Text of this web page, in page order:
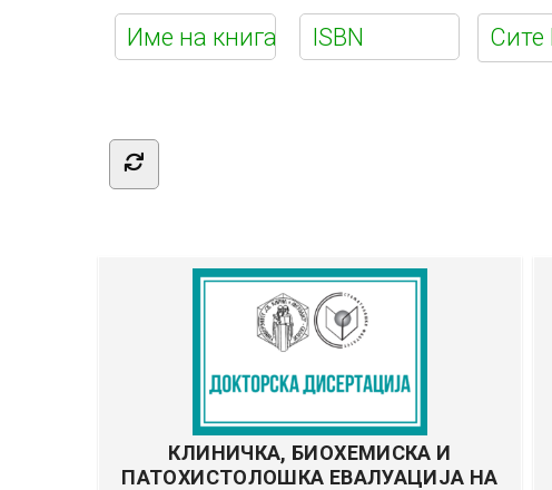
Е-
библиотека
КЛИНИЧКА, БИОХЕМИСКА И
ПАТОХИСТОЛОШКА ЕВАЛУАЦИЈА НА